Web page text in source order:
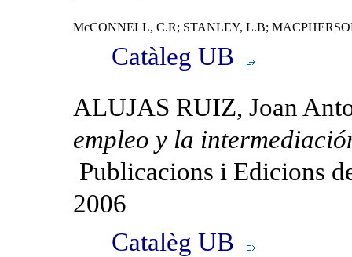
McCONNELL, C.R; STANLEY, L.B;
Catàleg UB
ALUJAS RUIZ, Joan
empleo y la
Publicacions i Edicions
2006
Catalèg UB